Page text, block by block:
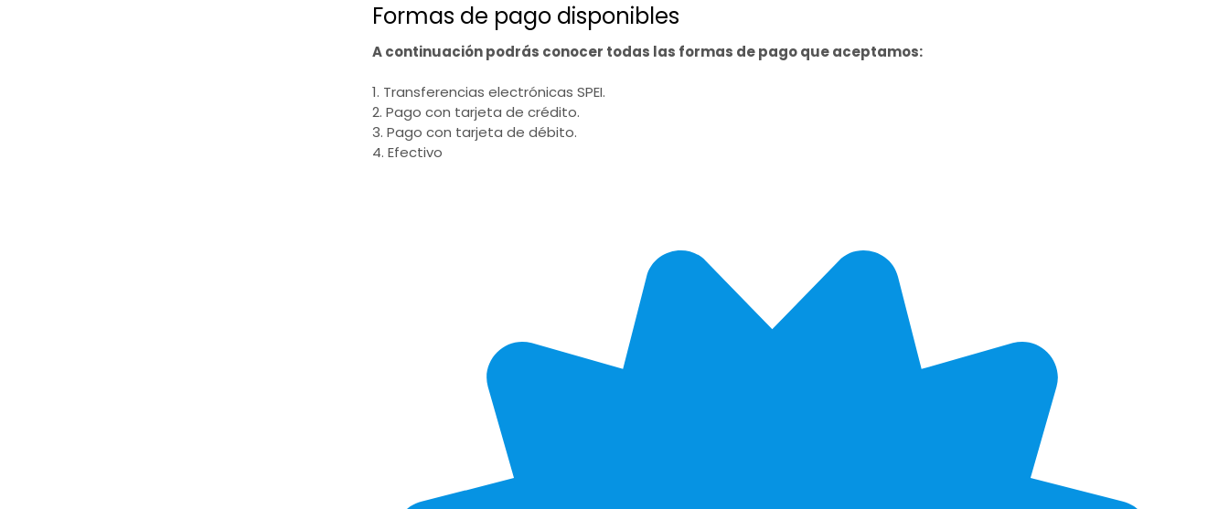
Formas de pago disponibles
A continuación podrás conocer todas las formas de pago que aceptamos:
1. Transferencias electrónicas SPEI.
2. Pago con tarjeta de crédito.
3. Pago con tarjeta de débito.
4. Efectivo